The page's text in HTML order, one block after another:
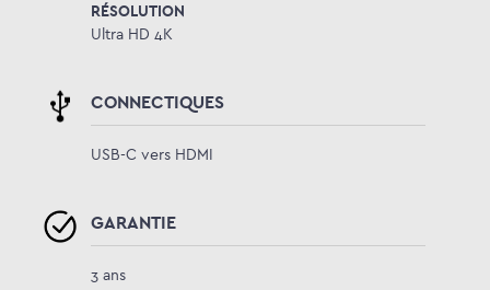
RÉSOLUTION
Ultra HD 4K
CONNECTIQUES
USB-C vers HDMI
GARANTIE
3 ans